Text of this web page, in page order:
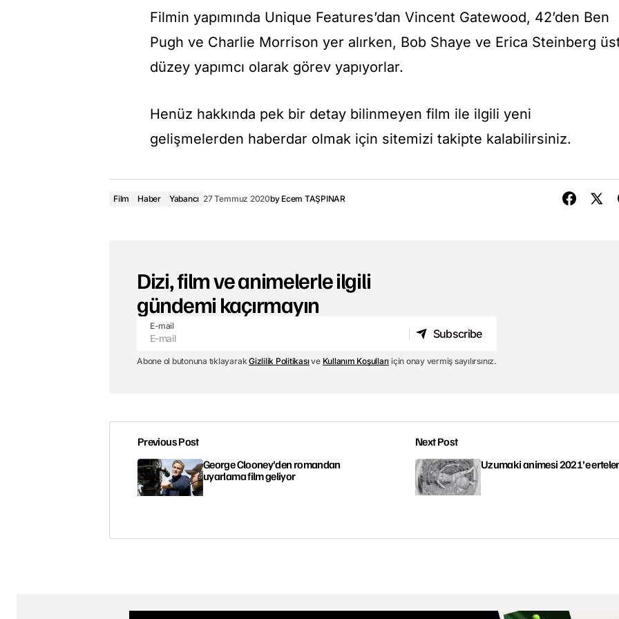
Filmin yapımında Unique Features’dan Vincent Gatewood, 42’den Ben
Pugh ve Charlie Morrison yer alırken, Bob Shaye ve Erica Steinberg
düzey yapımcı olarak görev yapıyorlar.
Henüz hakkında pek bir detay bilinmeyen film ile ilgili yeni
gelişmelerden haberdar olmak için sitemizi takipte kalabilirsiniz.
Film Haber Yabancı 27 Temmuz 2020by Ecem TAŞPINAR
Dizi, film ve animelerle ilgili
gündemi kaçırmayın
E-mail
Subscribe
Abone ol butonuna tıklayarakGizlilik Politikasıve Kullanım Koşulları için onay vermiş sayılırsınız.
Previous Post
George Clooney'den romandan
uyarlama film geliyor
Next Post
Uzumaki animesi 2021’e